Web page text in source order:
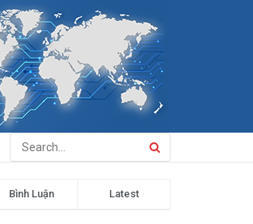
Bình Luận Latest